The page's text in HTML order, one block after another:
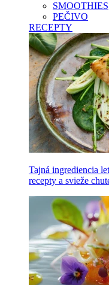
SMOOTHIES
PEČIVO
RECEPTY
Tajná ingrediencia
recepty a svieže